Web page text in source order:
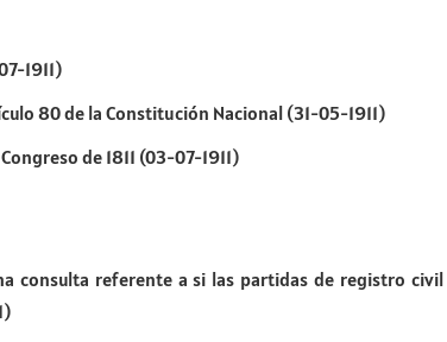
1911)
80 de la Constitución Nacional (31-05-1911)
de 1811 (03-07-1911)
consulta referente a si las partidas de registro